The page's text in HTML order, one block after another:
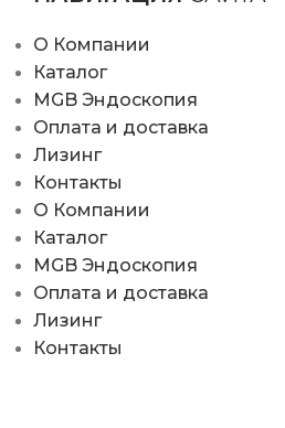
О Компании
Каталог
MGB Эндоскопия
Оплата и доставка
Лизинг
Контакты
О Компании
Каталог
MGB Эндоскопия
Оплата и доставка
Лизинг
Контакты